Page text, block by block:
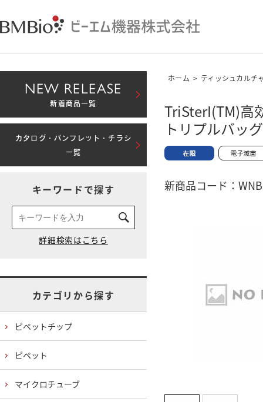
ホーム > ティッシュカルチ
TriSterI(TM)
トリプルバッ
新商品コード：
NEW RELEASE
新着商品一覧
カタログ・パンフレット・チラシ
一覧
キーワードで探す
カテゴリから探す
ピペットチップ
ピペット
マイクロチューブ